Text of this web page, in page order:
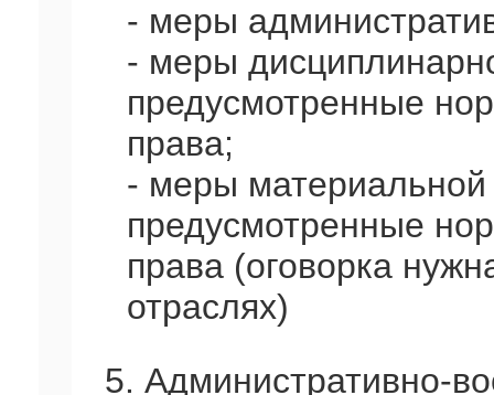
- меры
- меры
предусмотренные
права;
- меры материальной
предусмотренные
права (оговорка
отраслях)
5. Административно-